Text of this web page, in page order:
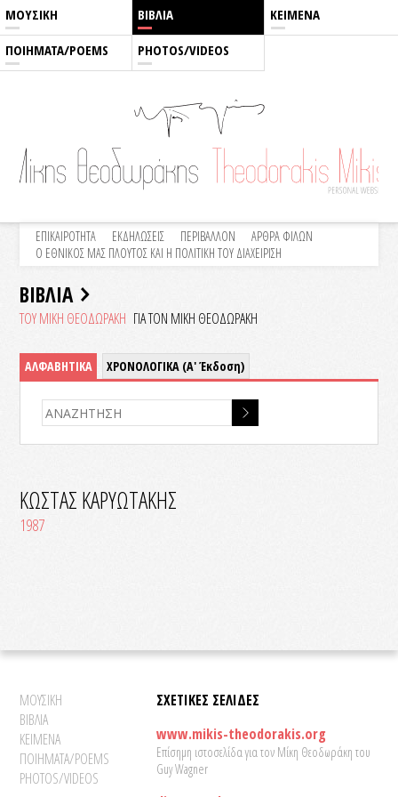
ΜΟΥΣΙΚΗ ΒΙΒΛΙΑ ΚΕΙΜΕΝΑ
ΠΟΙΗΜΑΤΑ/POEMS PHOTOS/VIDEOS
ΕΠΙΚΑΙΡΟΤΗΤΑ ΕΚΔΗΛΩΣΕΙΣ ΠΕΡΙΒΑΛΛΟΝ
ΑΡΘΡΑ ΦΙΛΩΝ
Ο ΕΘΝΙΚΟΣ ΜΑΣ ΠΛΟΥΤΟΣ ΚΑΙ Η ΠΟΛΙΤΙΚΗ ΤΟΥ ΔΙΑΧΕΙΡΙΣΗ
ΒΙΒΛΙΑ
ΤΟΥ ΜΙΚΗ ΘΕΟΔΩΡΑΚΗ ΓΙΑ ΤΟΝ ΜΙΚΗ ΘΕΟΔΩΡΑΚΗ
ΑΛΦΑΒΗΤΙΚΑ ΧΡΟΝΟΛΟΓΙΚΑ (Α' Έκδοση)
ΚΩΣΤΑΣ ΚΑΡΥΩΤΑΚΗΣ
1987
ΜΟΥΣΙΚΗ
ΒΙΒΛΙΑ
ΚΕΙΜΕΝΑ
ΠΟΙΗΜΑΤΑ/POEMS
PHOTOS/VIDEOS
ΣΧΕΤΙΚΕΣ ΣΕΛΙΔΕΣ
www.mikis-theodorakis.org
Επίσημη ιστοσελίδα για τον Μίκη Θεοδωράκη του
Guy Wagner